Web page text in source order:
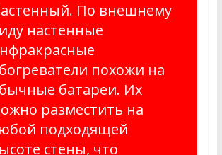
По внешнему
настенные
похожи на
батареи. Их
разместить на
подходящей
стены, что